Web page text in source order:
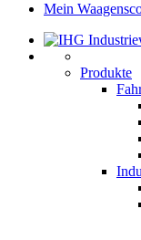
Mein
Produkte